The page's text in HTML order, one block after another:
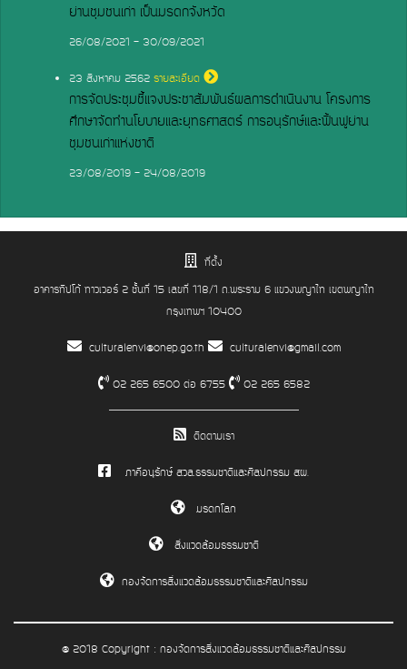
ย่านชุมชนเก่า เป็นมรดกจังหวัด
26/08/2021 - 30/09/2021
23 สิงหาคม 2562 รายละเอียด
การจัดประชุมชี้แจงประชาสัมพันธ์ผลการดำเนินงาน โครงการ
ศึกษาจัดทำนโยบายและยุทธศาสตร์ การอนุรักษ์และฟื้นฟูย่าน
ชุมชนเก่าแห่งชาติ
23/08/2019 - 24/08/2019
ที่ตั้ง
อาคารทิปโก้ ทาวเวอร์ 2 ชั้นที่ 15 เลขที่ 118/1 ถ.พระราม 6 แขวงพญาไท เขตพญาไท
กรุงเทพฯ 10400
culturalenvi@onep.go.th culturalenvi@gmail.com
02 265 6500 ต่อ 6755 02 265 6582
ติดตามเรา
ภาคีอนุรักษ์ สวล.ธรรมชาติและศิลปกรรม สผ.
มรดกโลก
สิ่งแวดล้อมธรรมชาติ
กองจัดการสิ่งแวดล้อมธรรมชาติและศิลปกรรม
@ 2018 Copyright : กองจัดการสิ่งแวดล้อมธรรมชาติและศิลปกรรม